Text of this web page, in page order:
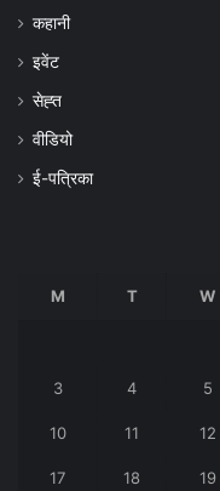
कहानी
इवेंट
सेह्त
वीडियो
ई-पत्रिका
M T W
3 4 5
10 11 12
17 18 19